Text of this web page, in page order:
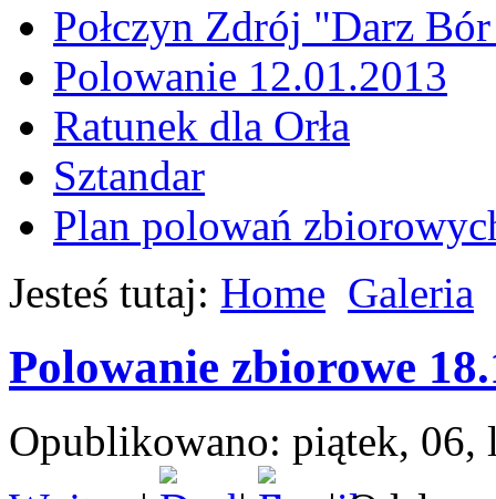
Połczyn Zdrój "Darz
Polowanie 12.01.2013
Ratunek dla Orła
Sztandar
Plan polowań
Jesteś tutaj: Home Galeria
Polowanie zbiorowe
Opublikowano: piątek, 06,